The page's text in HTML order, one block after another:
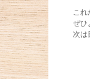
これ
ぜひ
次は